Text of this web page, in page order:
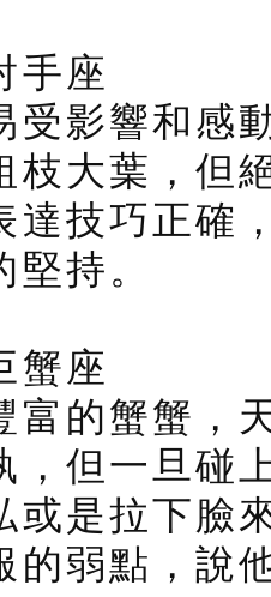
手座
受影響和
枝大葉，但
達技巧正確
持。
蟹座
富的蟹蟹，
，但一旦碰
或是拉下臉
的弱點，說